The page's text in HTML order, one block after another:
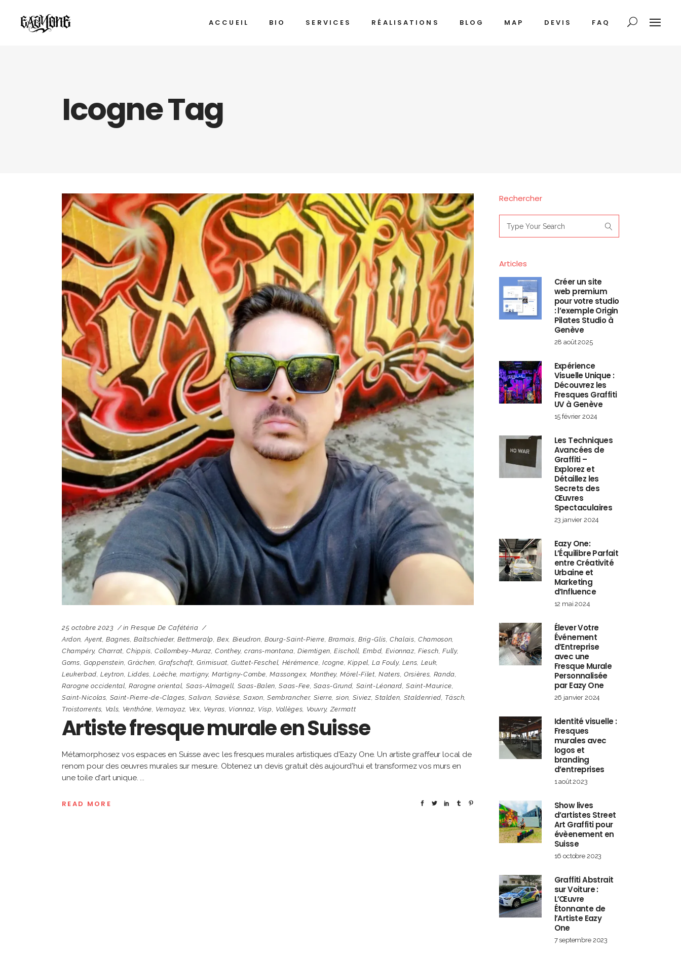
ACCUEIL BIO SERVICES RÉALISATIONS BLOG MAP DEVIS FAQ
Icogne Tag
25 octobre 2023 in Fresque De Cafétéria
Ardon Ayent ,Bagnes ,Baltschieder,Bettmeralp ,Bex, Bieudron ,Bourg-Saint-Pierre ,Bramois Brig-Glis ,Chalais ,Chamoson
Champéry, Charrat ,Chippis ,Collombey-Muraz ,Conthey,crans-montana Diemtigen ,Eischoll Embd Evionnaz,Fiesch ,Fully,
Goms Goppenstein ,Grächen ,Grafschaft ,Grimisuat ,Guttet-Feschel Hérémence Icogne ,Kippel ,La Fouly, Lens Leuk
Leukerbad ,Leytron ,Liddes ,Loèche ,martigny, Martigny-Combe ,Massongex, Monthey,Mörel-Filet Naters ,Orsières Randa
Rarogne occidental ,Rarogne oriental Saas-Almagell Saas-Balen ,Saas-Fee Saas-Grund Saint-Léonard ,Saint-Maurice
Saint-Nicolas Saint-Pierre-de-Clages ,Salvan Savièse ,Saxon ,Sembrancher, Sierre sion Siviez, Stalden Staldenried Täsch
Troistorrents Vals Venthône Vernayaz, Vex, Veyras Vionnaz, Visp Vollèges Vouvry, Zermatt
Artiste fresque murale en Suisse
Métamorphosez vos espaces en Suisse avec les fresques murales artistiques d'Eazy One. Un artiste graffeur local de
renom pour des œuvres murales sur mesure. Obtenez un devis gratuit dès aujourd'hui et transformez vos murs en
une toile d'art unique.
READ MORE
Rechercher
for:
Articles
Créer un site
web premium
pour votre studio
: l’exemple Origin
Pilates Studio à
Genève
28 août 2025
Expérience
Visuelle Unique :
Découvrez les
Fresques Graffiti
UV à Genève
15 février 2024
Les Techniques
Avancées de
Graffiti –
Explorez et
Détaillez les
Secrets des
Œuvres
Spectaculaires
23 janvier 2024
Eazy One:
L’Équilibre Parfait
entre Créativité
Urbaine et
Marketing
d’Influence
12 mai 2024
Élever Votre
Événement
d’Entreprise
avec une
Fresque Murale
Personnalisée
par Eazy One
26 janvier 2024
Identité visuelle :
Fresques
murales avec
logos et
branding
d’entreprises
1 août 2023
Show lives
d’artistes Street
Art Graffiti pour
évèenement en
Suisse
16 octobre 2023
Graffiti Abstrait
sur Voiture :
L’Œuvre
Étonnante de
l’Artiste Eazy
One
7 septembre 2023